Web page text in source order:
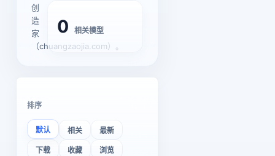
创
造
家
（chuangzaojia.com）。
0 相关模型
排序
默认 相关 最新
下载 收藏 浏览